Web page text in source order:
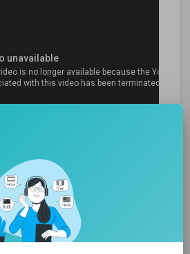
• 0 Комментарии
Опубликовать